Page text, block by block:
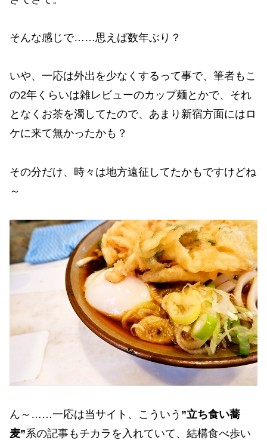
そんな感じで……思えば数年ぶり？
いや、一応は外出を少なくするって事で、筆者もこ
の2年くらいは雑レビューのカップ麺とかで、それ
となくお茶を濁してたので、あまり新宿方面にはロ
ケに来て無かったかも？
その分だけ、時々は地方遠征してたかもですけどね
～
ん～……一応は当サイト、こういう ”立ち食い蕎
麦”系の記事もチカラを入れていて、結構食べ歩い